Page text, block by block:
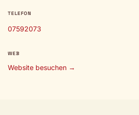
TELEFON
07592073
WEB
Website besuchen →